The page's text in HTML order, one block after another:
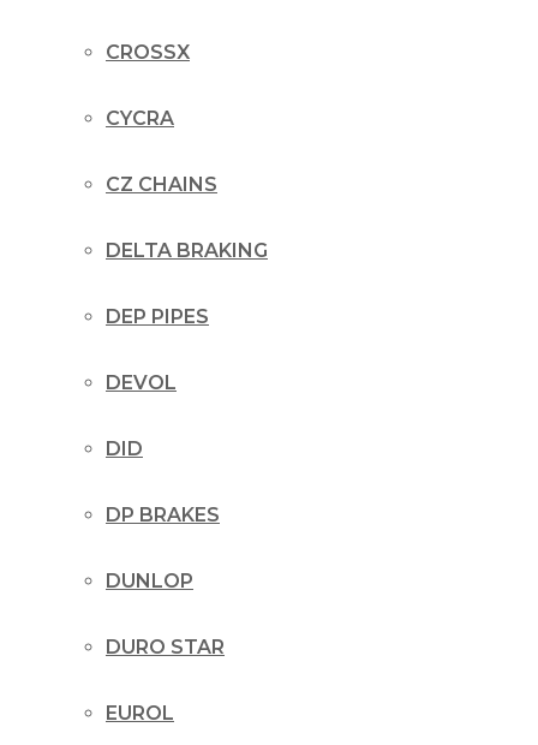
CROSSX
CYCRA
CZ CHAINS
DELTA BRAKING
DEP PIPES
DEVOL
DID
DP BRAKES
DUNLOP
DURO STAR
EUROL